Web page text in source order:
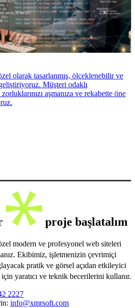
olarak tasarlanmış, ölçeklenebilir ve
Müşteri odaklı
aşmanıza ve rekabette öne
proje başlatalım
modern ve profesyonel web siteleri
Ekibimiz, işletmenizin çevrimiçi
pratik ve görsel açıdan etkileyici
yaratıcı ve teknik becerilerini kullanır.
2227
info@xmrsoft.com